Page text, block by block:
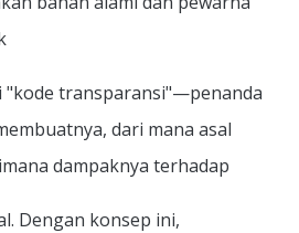
"kode transparansi"—penanda
dari mana asal
dampaknya terhadap
Dengan konsep ini,